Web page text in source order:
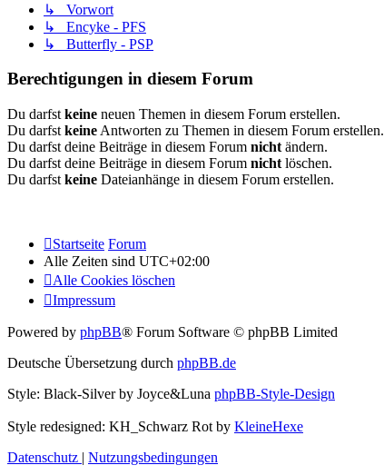
↳ Vorwort
↳ Encyke - PFS
↳ Butterfly - PSP
Berechtigungen in diesem Forum
Du darfst keine neuen Themen in diesem Forum erstellen.
Du darfst keine Antworten zu Themen in diesem Forum erstellen.
Du darfst deine Beiträge in diesem Forum nicht ändern.
Du darfst deine Beiträge in diesem Forum nicht löschen.
Du darfst keine Dateianhänge in diesem Forum erstellen.
Startseite Forum
Alle Zeiten sind UTC+02:00
Alle Cookies löschen
Impressum
Powered by phpBB® Forum Software © phpBB Limited
Deutsche Übersetzung durch phpBB.de
Style: Black-Silver by Joyce&Luna phpBB-Style-Design
Style redesigned: KH_Schwarz Rot by KleineHexe
Datenschutz | Nutzungsbedingungen